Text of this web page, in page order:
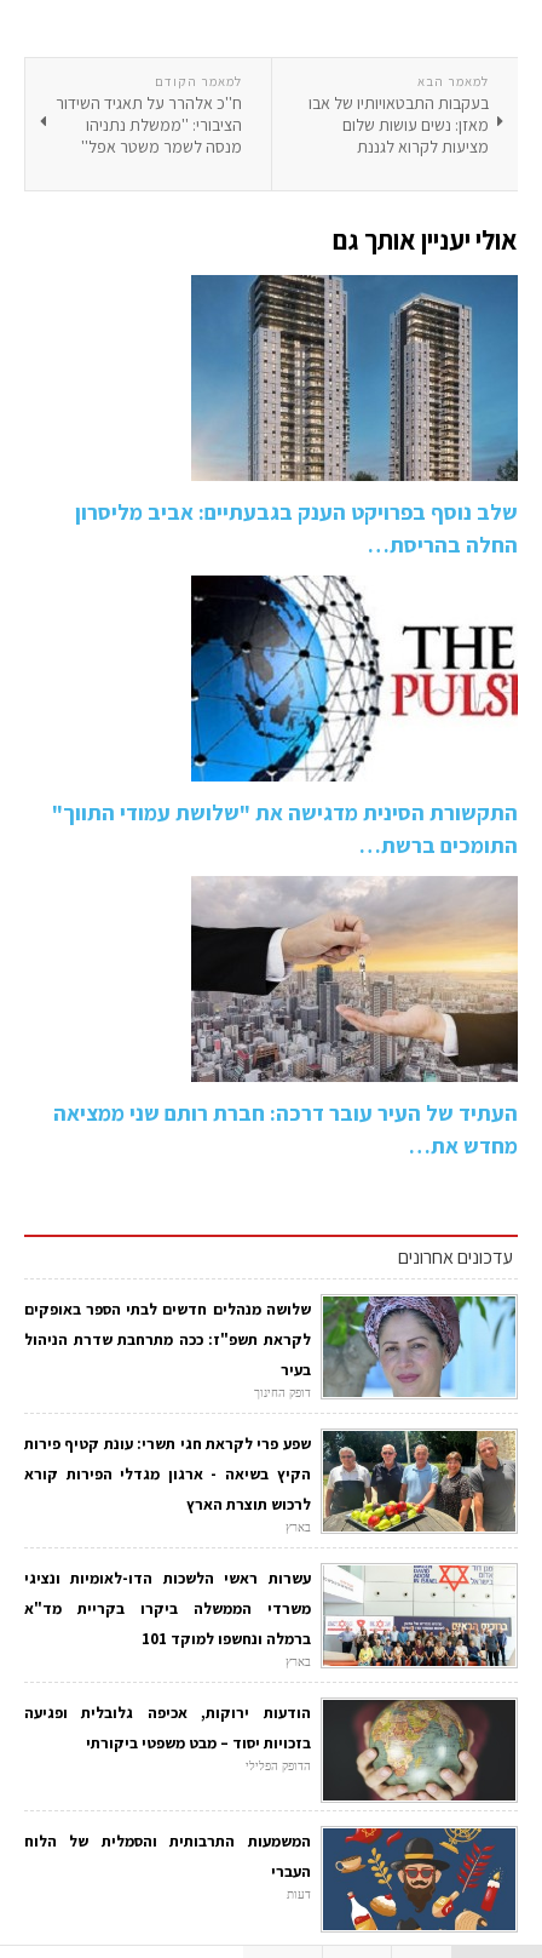
למאמר הקודם
ח''כ אלהרר על תאגיד השידור
הציבורי: ''ממשלת נתניהו
מנסה לשמר משטר אפל''
למאמר הבא
בעקבות התבטאויותיו של אבו
מאזן: נשים עושות שלום
מציעות לקרוא לגננת
אולי יעניין אותך גם
שלב נוסף בפרויקט הענק בגבעתיים: אביב מליסרון
החלה בהריסת…
התקשורת הסינית מדגישה את "שלושת עמודי התווך"
התומכים ברשת…
העתיד של העיר עובר דרכה: חברת רותם שני ממציאה
מחדש את…
עדכונים אחרונים
שלושה מנהלים חדשים לבתי הספר באופקים
לקראת תשפ"ז: ככה מתרחבת שדרת הניהול
בעיר
דופק החינוך
שפע פרי לקראת חגי תשרי: עונת קטיף פירות
הקיץ בשיאה - ארגון מגדלי הפירות קורא
לרכוש תוצרת הארץ
בארץ
עשרות ראשי הלשכות הדו-לאומיות ונציגי
משרדי הממשלה ביקרו בקריית מד"א
ברמלה ונחשפו למוקד 101
בארץ
הודעות ירוקות, אכיפה גלובלית ופגיעה
בזכויות יסוד – מבט משפטי ביקורתי
הדופק הפלילי
המשמעות התרבותית והסמלית של הלוח
העברי
דעות